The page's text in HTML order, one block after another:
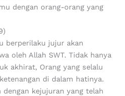
dengan orang-orang yang
berperilaku jujur akan
oleh Allah SWT. Tidak hanya
akhirat, Orang yang selalu
di dalam hatinya.
dengan kejujuran yang telah